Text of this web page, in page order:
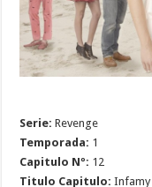
Serie: Revenge
Temporada: 1
Capitulo Nº: 12
Titulo Capitulo: Infamy